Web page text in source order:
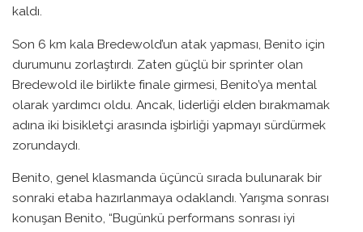
kaldı.
Son 6 km kala Bredewold’un atak yapması, Benito için
durumunu zorlaştırdı. Zaten güçlü bir sprinter olan
Bredewold ile birlikte finale girmesi, Benito’ya mental
olarak yardımcı oldu. Ancak, liderliği elden bırakmamak
adına iki bisikletçi arasında işbirliği yapmayı sürdürmek
zorundaydı.
Benito, genel klasmanda üçüncü sırada bulunarak bir
sonraki etaba hazırlanmaya odaklandı. Yarışma sonrası
konuşan Benito, “Bugünkü performans sonrası iyi